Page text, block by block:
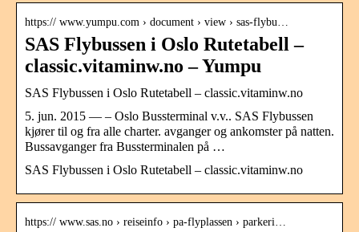
https:// www.yumpu.com › document › view › sas-flybu…
SAS Flybussen i Oslo Rutetabell –
classic.vitaminw.no – Yumpu
SAS Flybussen i Oslo Rutetabell – classic.vitaminw.no
5. jun. 2015 — – Oslo Bussterminal v.v.. SAS Flybussen
kjører til og fra alle charter. avganger og ankomster på natten.
Bussavganger fra Bussterminalen på …
SAS Flybussen i Oslo Rutetabell – classic.vitaminw.no
https:// www.sas.no › reiseinfo › pa-flyplassen › parkeri…